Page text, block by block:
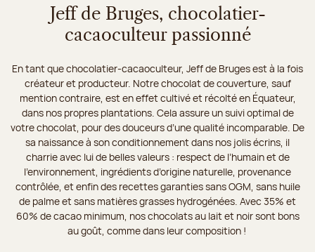
Jeff de Bruges, chocolatier-
cacaoculteur passionné
En tant que chocolatier-cacaoculteur, Jeff de Bruges est à la fois
créateur et producteur. Notre chocolat de couverture, sauf
mention contraire, est en effet cultivé et récolté en Équateur,
dans nos propres plantations. Cela assure un suivi optimal de
votre chocolat, pour des douceurs d’une qualité incomparable. De
sa naissance à son conditionnement dans nos jolis écrins, il
charrie avec lui de belles valeurs : respect de l’humain et de
l’environnement, ingrédients d’origine naturelle, provenance
contrôlée, et enfin des recettes garanties sans OGM, sans huile
de palme et sans matières grasses hydrogénées. Avec 35% et
60% de cacao minimum, nos chocolats au lait et noir sont bons
au goût, comme dans leur composition !